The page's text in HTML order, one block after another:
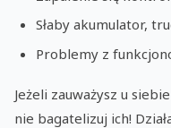
Słaby akumulator,
Problemy z
Jeżeli zauważysz u
nie bagatelizuj ich!